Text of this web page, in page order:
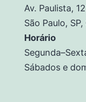
Av. Paulista,
São Paulo,
Horário
Sábados e